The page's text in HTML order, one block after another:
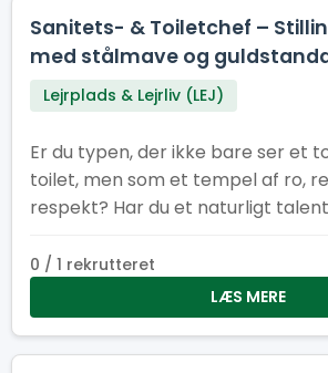
sans for orden og ansvar Du har måske humor
nok til at gøre skraldearbejde til
Sanitets- & Toiletchef –
med stålmave og
Lejrplads & Lejrliv (LEJ)
Er du typen, der ikke bare ser et
toilet, men som et tempel af ro,
respekt? Har du et naturligt
som en nypudset
dig, vi leder efter som vores nye
Toiletchef.
0 / 1 rekrutteret
LÆS MERE